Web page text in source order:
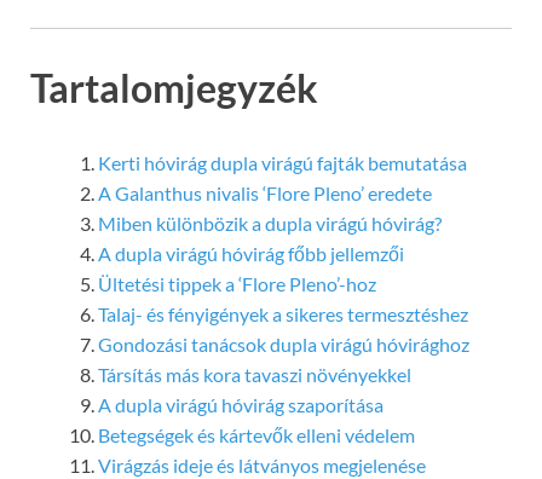
Tartalomjegyzék
Kerti hóvirág dupla virágú fajták bemutatása
A Galanthus nivalis ‘Flore Pleno’ eredete
Miben különbözik a dupla virágú hóvirág?
A dupla virágú hóvirág főbb jellemzői
Ültetési tippek a ‘Flore Pleno’-hoz
Talaj- és fényigények a sikeres termesztéshez
Gondozási tanácsok dupla virágú hóvirághoz
Társítás más kora tavaszi növényekkel
A dupla virágú hóvirág szaporítása
Betegségek és kártevők elleni védelem
Virágzás ideje és látványos megjelenése